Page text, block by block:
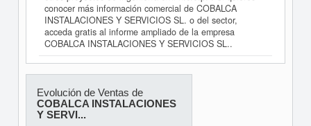
conocer más información comercial de COBALCA
INSTALACIONES Y SERVICIOS SL. o del sector,
acceda gratis al informe ampliado de la empresa
COBALCA INSTALACIONES Y SERVICIOS SL..
Evolución de Ventas de
COBALCA INSTALACIONES
Y SERVI...